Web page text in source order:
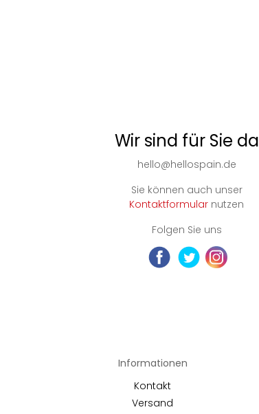
Wir sind für Sie da
hello@hellospain.de
Sie können auch unser
Kontaktformular nutzen
Folgen Sie uns
Informationen
Kontakt
Versand